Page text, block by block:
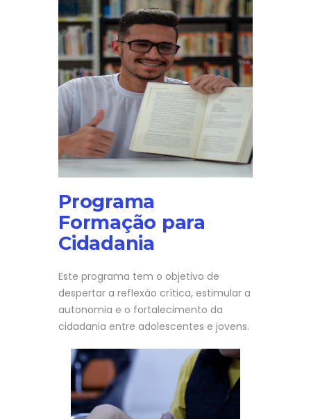
Programa
Formação para
Cidadania
Este programa tem o objetivo de
despertar a reflexão crítica, estimular a
autonomia e o fortalecimento da
cidadania entre adolescentes e jovens.